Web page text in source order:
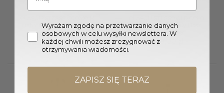
srebrna oprawa biały klosz
nowoczesny
1329,00zł
M złota oprawa biały klosz
nowoczesny
1549,00
Wyrażam zgodę na przetwarzanie danych
osobowych w celu wysyłki newslettera. W
każdej chwili możesz zrezygnować z
otrzymywania wiadomości.
ZAPISZ SIĘ TERAZ